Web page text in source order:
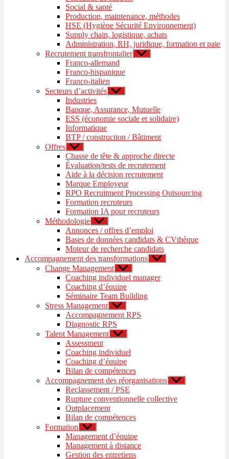
Social & santé
Production, maintenance, méthodes
HSE (Hygiène Sécurité Environnement)
Supply chain, logistique, achats
Administration, RH, juridique, formation et paie
Recrutement transfrontalier Afficher
Franco-allemand
Franco-hispanique
Franco-italien
Secteurs d’activités Afficher
sous-
menu
Industries
Banque, Assurance, Mutuelle
ESS (économie sociale et solidaire)
Informatique
BTP / construction / Bâtiment
Offres Afficher
le
sous-
menu
Chasse de tête & approche directe
Évaluation/tests de recrutement
Aide à la décision recrutement
Marque Employeur
RPO Recruitment Processing Outsourcing
Formation recruteurs
Formation IA pour recruteurs
Méthodologie Afficher
le
sous-
menu
Annonces / offres d’emploi
Bases de données candidats & CVthèque
Moteur de recherche candidats
Accompagnement des transformations Afficher
sous-
menu
Change Management Afficher
le
sous-
menu
Coaching individuel manager
Coaching d’équipe
Séminaire Team Building
Stress Management Afficher
le
sous-
menu
Accompagnement RPS
Diagnostic RPS
Talent Management Afficher
sous-
menu
Assessment
Coaching individuel
Coaching d’équipe
Bilan de compétences
Accompagnement des réorganisations Afficher
sous-
menu
Reclassement / PSE
Rupture conventionnelle collective
Outplacement
Bilan de compétences
Formation Afficher
le
sous-
menu
Management d’équipe
Management à distance
Gestion des entretiens